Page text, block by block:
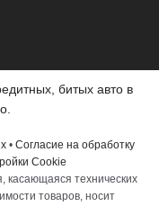
битых авто в
• Согласие на обработку
Cookie
касающаяся технических
товаров, носит